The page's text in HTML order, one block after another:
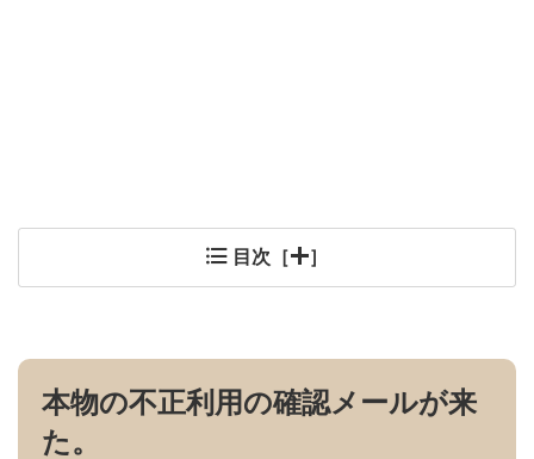
目次［ ］
本物の不正利用の確認メールが来
た。